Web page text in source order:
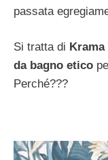
passata
Si tratta di
da bagno etico
Perché???